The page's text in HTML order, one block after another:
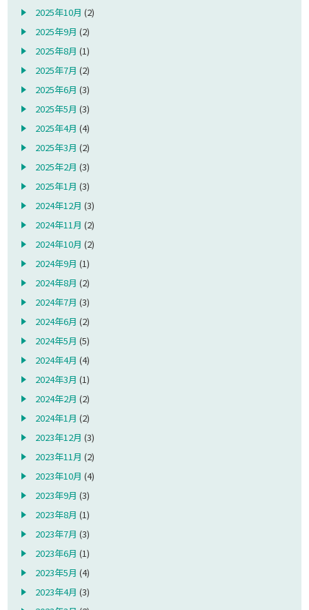
2025年10月 (2)
2025年9月 (2)
2025年8月 (1)
2025年7月 (2)
2025年6月 (3)
2025年5月 (3)
2025年4月 (4)
2025年3月 (2)
2025年2月 (3)
2025年1月 (3)
2024年12月 (3)
2024年11月 (2)
2024年10月 (2)
2024年9月 (1)
2024年8月 (2)
2024年7月 (3)
2024年6月 (2)
2024年5月 (5)
2024年4月 (4)
2024年3月 (1)
2024年2月 (2)
2024年1月 (2)
2023年12月 (3)
2023年11月 (2)
2023年10月 (4)
2023年9月 (3)
2023年8月 (1)
2023年7月 (3)
2023年6月 (1)
2023年5月 (4)
2023年4月 (3)